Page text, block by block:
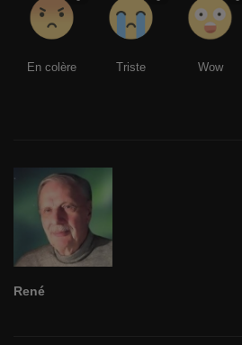
En colère Triste Wow
René